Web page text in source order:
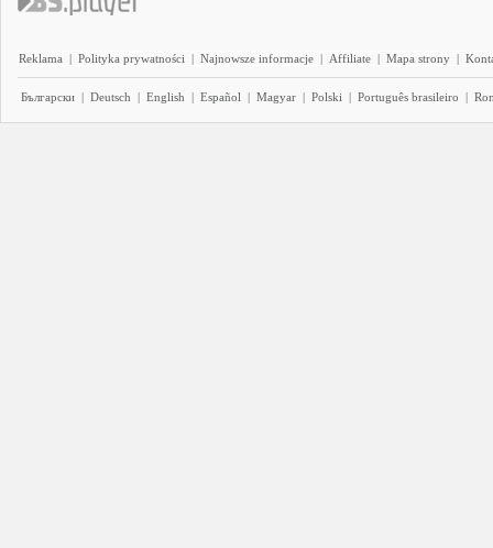
Reklama | Polityka prywatności | Najnowsze informacje | Affiliate | Mapa strony |
Български | Deutsch | English | Español | Magyar | Polski | Português brasileiro |